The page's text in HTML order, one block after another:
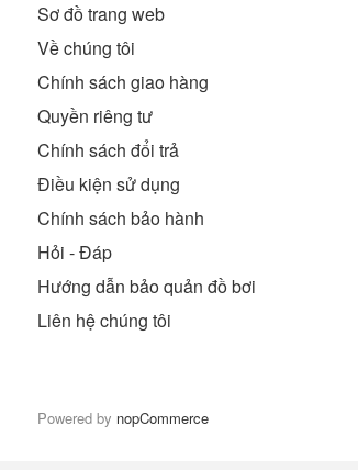
Sơ đồ trang web
Về chúng tôi
Chính sách giao hàng
Quyền riêng tư
Chính sách đổi trả
Điều kiện sử dụng
Chính sách bảo hành
Hỏi - Đáp
Hướng dẫn bảo quản đồ bơi
Liên hệ chúng tôi
Powered by nopCommerce